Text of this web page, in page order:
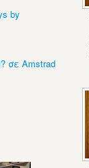
by
σε Amstrad